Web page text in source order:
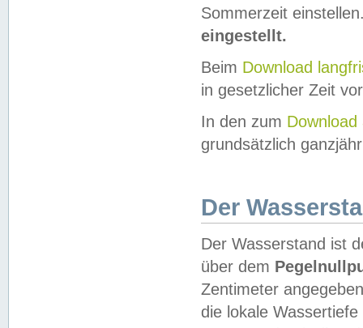
Sommerzeit
eingestellt.
Beim Download
in gesetzlicher Zeit
In den zum Download
grundsätzlich
Der
Der Wasserstand ist
über dem
Zentimeter
die lokale